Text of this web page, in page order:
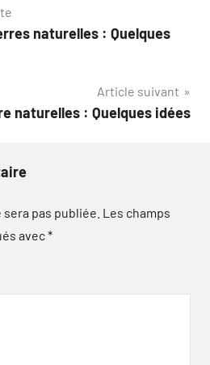
naturelles : Quelques
Article suivant
naturelles : Quelques idées
pas publiée. Les champs
avec*